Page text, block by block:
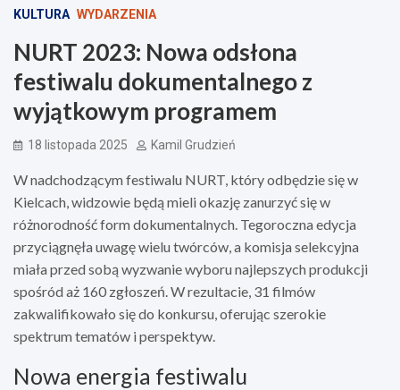
KULTURA WYDARZENIA
NURT 2023: Nowa odsłona
festiwalu dokumentalnego z
wyjątkowym programem
18 listopada 2025 Kamil Grudzień
W nadchodzącym festiwalu NURT, który odbędzie się w
Kielcach, widzowie będą mieli okazję zanurzyć się w
różnorodność form dokumentalnych. Tegoroczna edycja
przyciągnęła uwagę wielu twórców, a komisja selekcyjna
miała przed sobą wyzwanie wyboru najlepszych produkcji
spośród aż 160 zgłoszeń. W rezultacie, 31 filmów
zakwalifikowało się do konkursu, oferując szerokie
spektrum tematów i perspektyw.
Nowa energia festiwalu